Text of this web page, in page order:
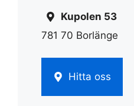
Kupolen 53
781 70 Borlänge
Hitta oss